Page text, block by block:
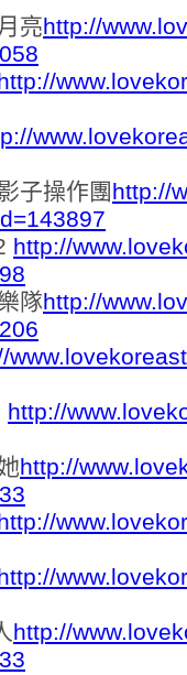
亮http://
子操作團http://
http://
隊http://
http://
http://
http://